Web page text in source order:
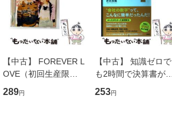
【中古】 FOREVER L
OVE（初回生産限定
盤） / 清水翔太×加藤
ミリヤ / [CD]【メール
289円
【中古】 知識ゼロで
も2時間で決算書が読
めるようになる！ 会
計超入門！ / 佐伯 良
253円